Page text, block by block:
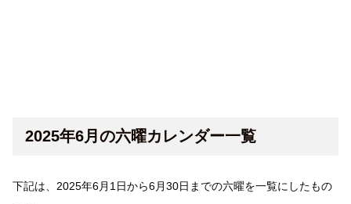
2025年6月の六曜カレンダー一覧
下記は、2025年6月1日から6月30日までの六曜を一覧にしたもの